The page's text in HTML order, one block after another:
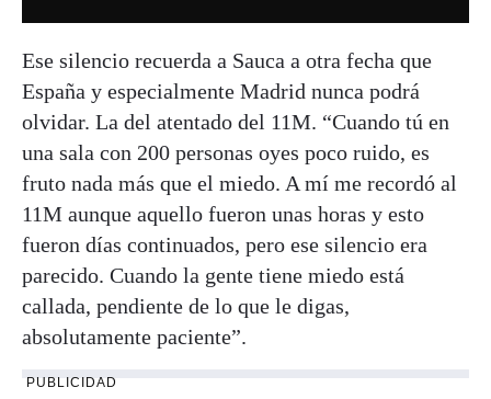
Ese silencio recuerda a Sauca a otra fecha que
España y especialmente Madrid nunca podrá
olvidar. La del atentado del 11M. “Cuando tú en
una sala con 200 personas oyes poco ruido, es
fruto nada más que el miedo. A mí me recordó al
11M aunque aquello fueron unas horas y esto
fueron días continuados, pero ese silencio era
parecido. Cuando la gente tiene miedo está
callada, pendiente de lo que le digas,
absolutamente paciente”.
PUBLICIDAD